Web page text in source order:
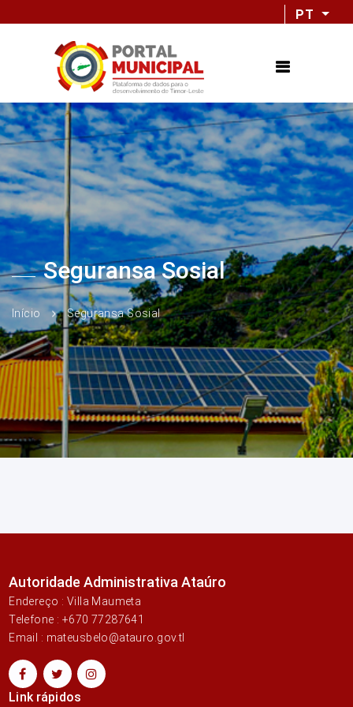
PT
Seguransa Sosial
Início Seguransa Sosial
Autoridade Administrativa Ataúro
Endereço : Villa Maumeta
Telefone : +670 77287641
Email : mateusbelo@atauro.gov.tl
Link rápidos